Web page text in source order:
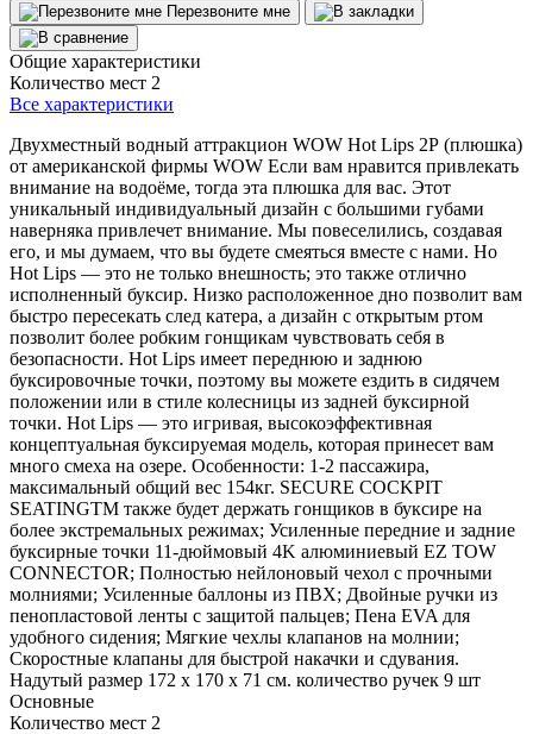
Перезвоните мне
Общие характеристики
Количество мест 2
Все характеристики
Двухместный водный аттракцион WOW Hot Lips 2Р (плюшка)
от американской фирмы WOW Если вам нравится привлекать
внимание на водоёме, тогда эта плюшка для вас. Этот
уникальный индивидуальный дизайн с большими губами
наверняка привлечет внимание. Мы повеселились, создавая
его, и мы думаем, что вы будете смеяться вместе с нами. Но
Hot Lips — это не только внешность; это также отлично
исполненный буксир. Низко расположенное дно позволит вам
быстро пересекать след катера, а дизайн с открытым ртом
позволит более робким гонщикам чувствовать себя в
безопасности. Hot Lips имеет переднюю и заднюю
буксировочные точки, поэтому вы можете ездить в сидячем
положении или в стиле колесницы из задней буксирной
точки. Hot Lips — это игривая, высокоэффективная
концептуальная буксируемая модель, которая принесет вам
много смеха на озере. Особенности: 1-2 пассажира,
максимальный общий вес 154кг. SECURE COCKPIT
SEATINGTM также будет держать гонщиков в буксире на
более экстремальных режимах; Усиленные передние и задние
буксирные точки 11-дюймовый 4K алюминиевый EZ TOW
CONNECTOR; Полностью нейлоновый чехол с прочными
молниями; Усиленные баллоны из ПВХ; Двойные ручки из
пенопластовой ленты с защитой пальцев; Пена EVA для
удобного сидения; Мягкие чехлы клапанов на молнии;
Скоростные клапаны для быстрой накачки и сдувания.
Надутый размер 172 х 170 х 71 см. количество ручек 9 шт
Основные
Количество мест 2